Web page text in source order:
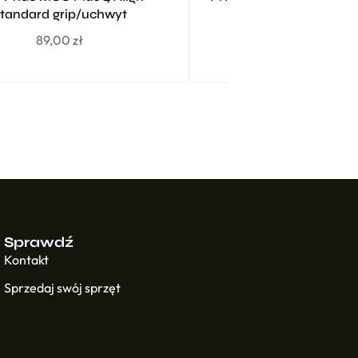
grip/uchwyt
89,00zł
Sprawdź
Kontakt
Sprzedaj swój sprzęt